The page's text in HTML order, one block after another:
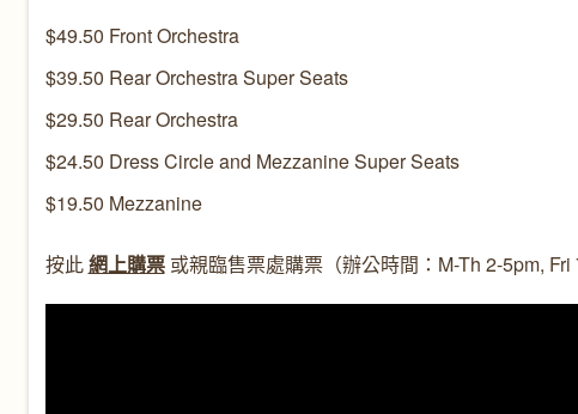
$49.50 Front Orchestra
$39.50 Rear Orchestra Super Seats
$29.50 Rear Orchestra
$24.50 Dress Circle and Mezzanine Super Seats
$19.50 Mezzanine
按此網上購票或親臨售票處購票（辦公時間：M-Th 2-5pm, Fri